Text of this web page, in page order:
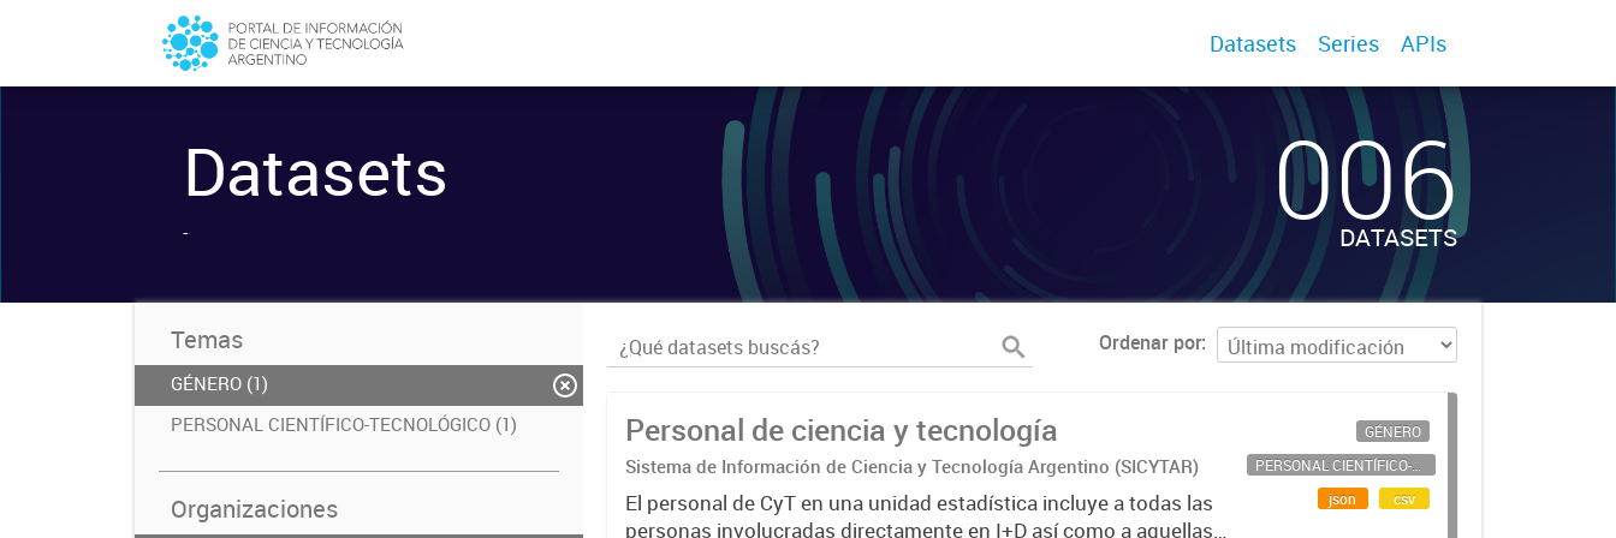
Datasets Series APIs
Datasets
- 006
DATASETS
Temas
GÉNERO (1)
PERSONAL CIENTÍFICO-TECNOLÓGICO (1)
Organizaciones
Ordenar por
Personal de ciencia y tecnología
Sistema de Información de Ciencia y Tecnología Argentino (SICYTAR)
El personal de CyT en una unidad estadística incluye a todas las
personas involucradas directamente en I+D así como a aquellas
GÉNERO
PERSONAL CIENTÍFICO-TECNOLÓGICO
json
csv